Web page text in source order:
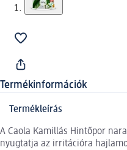
Termékinformációk
Termékleírás
A Caola Kamillás Hintőpor
nyugtatja az irritációra